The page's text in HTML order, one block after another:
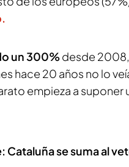
un 300%desde
hace 20 años no lo
empieza a suponer
Cataluña se suma al